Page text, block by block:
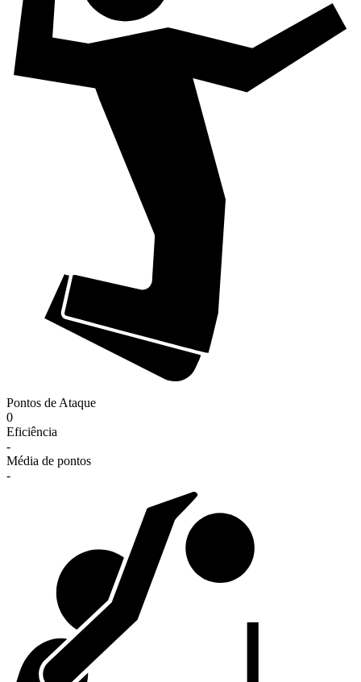
Pontos de Ataque
0
Eficiência
-
Média de pontos
-